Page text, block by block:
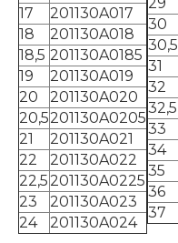
17
201130A017
18
201130A018
18,5 201130A0185
19
201130A019
20
201130A020
20,5201130A0205
21
201130A021
22
201130A022
22,5201130A0225
23
201130A023
24
201130A024
30
30,5
31
32
32,5
33
34
35
36
37